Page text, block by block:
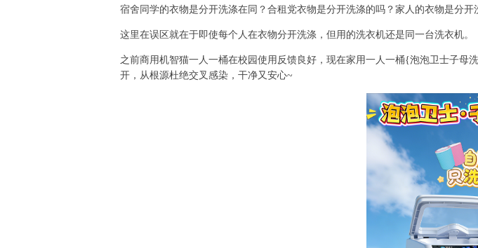
宿舍同学的衣物是分开洗涤在同？合租党衣物是分开洗涤的吗？家人的衣物是分开
这里在误区就在于即使每个人在衣物分开洗涤，但用的洗衣机还是同一台洗衣机。
之前商用机智猫一人一桶在校园使用反馈良好，现在家用一人一桶{泡泡卫士子
开，从根源杜绝交叉感染，干净又安心~